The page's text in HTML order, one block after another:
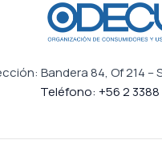
Bandera 84, Of 214 –
Teléfono: +56 2